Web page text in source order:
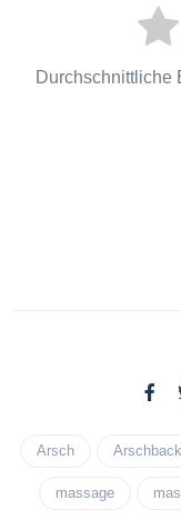
Durchschnittliche
Arsch
massage